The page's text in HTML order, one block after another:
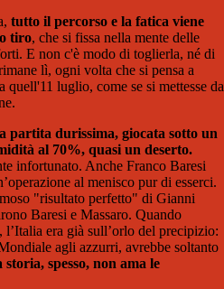
tutto il percorso e la fatica viene
tiro, che si fissa nella mente delle
E non c'è modo di toglierla, né di
lì, ogni volta che si pensa a
luglio, come se si mettesse da
partita durissima, giocata sotto un
al 70%, quasi un deserto.
infortunato. Anche Franco Baresi
al menisco pur di esserci.
"risultato perfetto" di Gianni
Baresi e Massaro. Quando
era già sull’orlo del precipizio:
agli azzurri, avrebbe soltanto
storia, spesso, non ama le